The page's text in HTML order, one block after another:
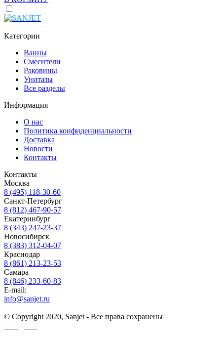
Категории
Ванны
Смесители
Раковины
Унитазы
Все разделы
Информация
О нас
Политика конфиденциальности
Доставка
Новости
Контакты
Контакты
Москва
8 (495) 118-30-60
Санкт-Петербург
8 (812) 467-90-57
Екатеринбург
8 (343) 247-23-37
Новосибирск
8 (383) 312-04-07
Краснодар
8 (861) 213-23-53
Самара
8 (846) 233-60-83
E-mail:
info@sanjet.ru
© Copyright 2020, Sanjet - Все права сохранены